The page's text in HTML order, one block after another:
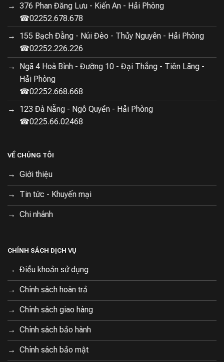
376 Phan Đăng Lưu - Kiến An - Hải Phòng
☎02252.678.678
155 Bạch Đằng - Núi Đèo - Thủy Nguyên - Hải Phòng
☎02252.226.226
Ngã 4 Hoà Bình - Đường 10 - Đại Thắng - Tiên Lãng -
Hải Phòng
☎02252.668.668
123 Đà Nẵng - Ngô Quyền - Hải Phòng
☎0225.66.02468
VỀ CHÚNG TÔI
Giới thiệu
Tin tức - Khuyến mại
Chi nhánh
CHÍNH SÁCH DỊCH VỤ
Điều khoản sử dụng
Chính sách hoàn trả
Chính sách giao hàng
Chính sách bảo hành
Chính sách bảo mật